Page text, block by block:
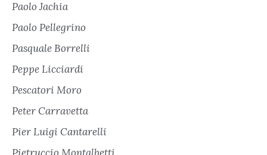
Paolo Jachia
Paolo Pellegrino
Pasquale Borrelli
Peppe Licciardi
Pescatori Moro
Peter Carravetta
Pier Luigi Cantarelli